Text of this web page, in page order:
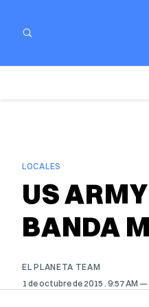
LOCALES
US
BANDA
EL PLANETA TEAM
1 de octubre de 2015 . 9:57 AM